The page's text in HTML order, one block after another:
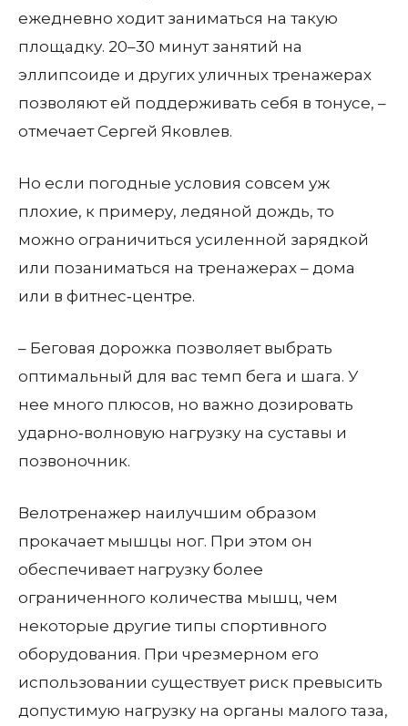
ежедневно ходит заниматься на такую
площадку. 20–30 минут занятий на
эллипсоиде и других уличных тренажерах
позволяют ей поддерживать себя в тонусе, –
отмечает Сергей Яковлев.
Но если погодные условия совсем уж
плохие, к примеру, ледяной дождь, то
можно ограничиться усиленной зарядкой
или позаниматься на тренажерах – дома
или в фитнес‑центре.
– Беговая дорожка позволяет выбрать
оптимальный для вас темп бега и шага. У
нее много плюсов, но важно дозировать
ударно‑волновую нагрузку на суставы и
позвоночник.
Велотренажер наилучшим образом
прокачает мышцы ног. При этом он
обеспечивает нагрузку более
ограниченного количества мышц, чем
некоторые другие типы спортивного
оборудования. При чрезмерном его
использовании существует риск превысить
допустимую нагрузку на органы малого таза,